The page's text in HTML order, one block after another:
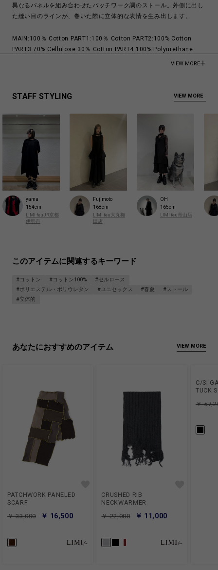
異なるパネルを組み合わせたパッチワーク調のストール。外側に出し
た縫い目のラインが、巻いた際に立体的な表情を生み出します。
MAIN:100％ Cotton PART1:100％ Cotton PART2:100% Cotton
PART3:70% Cellulose 30％ Cotton PART4:100% Polyurethane
VIEW MORE
STAFF STYLING VIEW MORE
yama
154cm
LIMI feuJR京都
伊勢丹
Fujimoto
168cm
LIMI feu大丸梅
田店
OH
165cm
LIMI feu青山店
このアイテムに関連するキーワード
#コットン #コットン100%
#セルロース
#ポリエステル・ポリウレタン
#ユニセックス #春夏
#ストール
#立体的
あなたにおすすめのアイテム VIEW MORE
PATCHWORK PANELED
SCARF
￥ 33,000
￥ 16,500
CRUSHED RIB
NECKWARMER
￥ 22,000
￥ 11,000
C/SI
TUCK
￥